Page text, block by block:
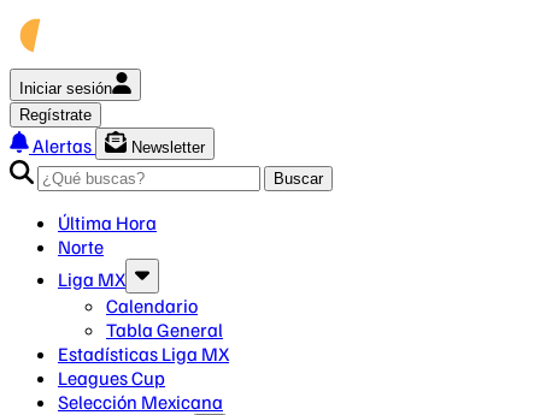
Iniciar sesión
Regístrate
Alertas
Newsletter
Buscar
Última Hora
Norte
Liga MX
Calendario
Tabla General
Estadísticas Liga MX
Leagues Cup
Selección Mexicana